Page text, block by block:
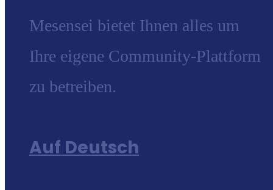
Mesensei bietet Ihnen alles um
Ihre eigene Community-Plattform
zu betreiben.
Auf Deutsch